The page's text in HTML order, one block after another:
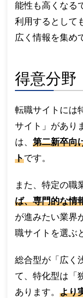
能性も高くなる
利用するとして
広く情報を集め
得意分野
転職サイトには
サイト」があり
は、 第二新卒向
トです。
また、特定の職
ば、専門的な情
が進みたい業界
職サイトを選ぶ
総合型が「広く
て、特化型は「
あります。 より